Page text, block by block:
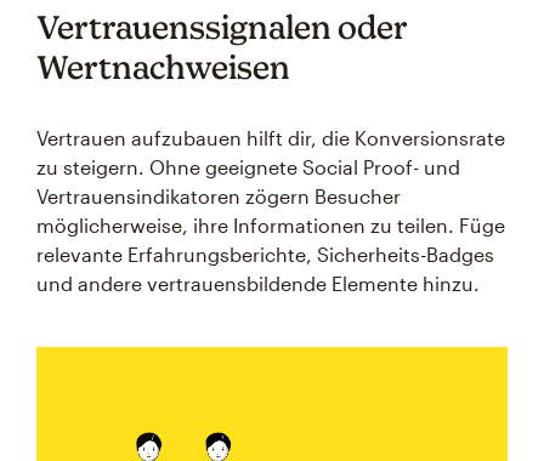
Vertrauenssignalen oder
Wertnachweisen
Vertrauen aufzubauen hilft dir, die Konversionsrate
zu steigern. Ohne geeignete Social Proof- und
Vertrauensindikatoren zögern Besucher
möglicherweise, ihre Informationen zu teilen. Füge
relevante Erfahrungsberichte, Sicherheits-Badges
und andere vertrauensbildende Elemente hinzu.